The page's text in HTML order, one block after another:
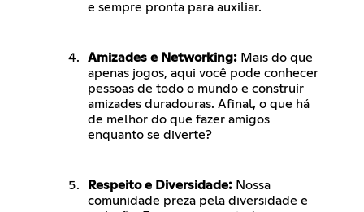
e sempre pronta para auxiliar.
Amizades e Networking: Mais do que
apenas jogos, aqui você pode conhecer
pessoas de todo o mundo e construir
amizades duradouras. Afinal, o que há
de melhor do que fazer amigos
enquanto se diverte?
Respeito e Diversidade: Nossa
comunidade preza pela diversidade e